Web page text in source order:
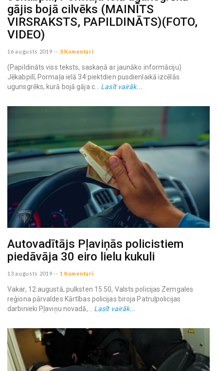
gājis bojā cilvēks (MAINĪTS
VIRSRAKSTS, PAPILDINĀTS)(FOTO,
VIDEO)
16 augusts 2019 -- 3 Komentāri
(Papildināts viss teksts, saskaņā ar jaunāko informāciju)
Jēkabpilī, Pormaļa ielā 34 piektdien pusdienlaikā izcēlās
ugunsgrēks, kurā bojā gāja c... Lasīt vairāk...
Autovadītājs Pļaviņās policistiem
piedāvāja 30 eiro lielu kukuli
13 augusts 2019 -- 1 Komentāri
Vakar, 12.augustā, pulksten 15.50, Valsts policijas Zemgales
reģiona pārvaldes Kārtības policijas biroja Patruļpolicijas
darbinieki Pļaviņu novadā,... Lasīt vairāk...